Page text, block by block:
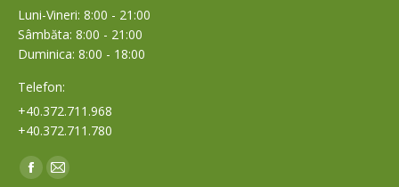
Luni-Vineri: 8:00 - 21:00
Sâmbăta: 8:00 - 21:00
Duminica: 8:00 - 18:00
Telefon:
+40.372.711.968
+40.372.711.780
Find us on:
Facebook
Mail